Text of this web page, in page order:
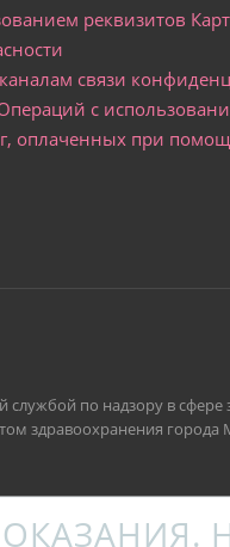
реквизитов Карт
связи
с
оплаченных при
службой по надзору в
здравоохранения города